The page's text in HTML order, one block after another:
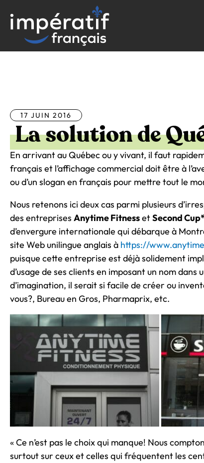
contenu
17 JUIN 2016
La solution de
En arrivant au Québec ou y vivant, il faut
français et l’affichage commercial doit être à
ou d’un slogan en français pour mettre tout le
Nous retenons ici deux cas parmi plusieurs
des entreprises Anytime FitnessetSecond Cup*
d’envergure internationale qui débarque à
site Web unilingue anglais à https://
puisque cette entreprise est déjà solidement
d’usage de ses clients en imposant un nom
d’imagination, il serait si facile de créer ou
vous?, Bureau en Gros, Pharmaprix, etc.
« Ce n’est pas le choix qui manque! Nous
surtout sur ceux et celles qui fréquentent les